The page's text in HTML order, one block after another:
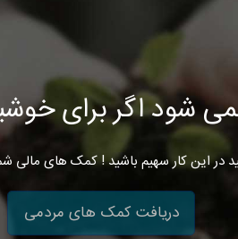
شود اگر برای
در این کار سهیم باشید ! کمک های مالی
دریافت کمک های مردمی